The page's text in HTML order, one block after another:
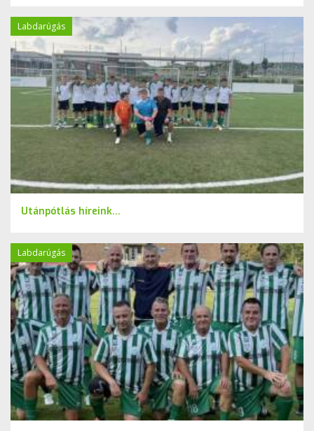
Labdarúgás
Utánpótlás híreink...
Labdarúgás